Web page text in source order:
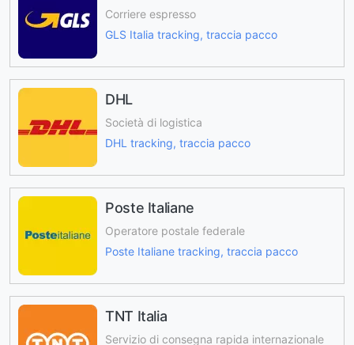
Corriere espresso
GLS Italia tracking, traccia pacco
DHL
Società di logistica
DHL tracking, traccia pacco
Poste Italiane
Operatore postale federale
Poste Italiane tracking, traccia pacco
TNT Italia
Servizio di consegna rapida internazionale